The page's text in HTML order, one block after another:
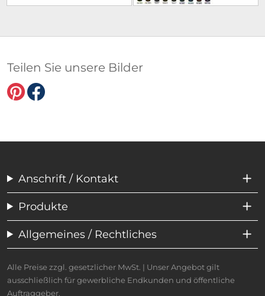
Teilen Sie unsere Bilder
Anschrift / Kontakt
Produkte
Allgemeines / Rechtliches
Alle Preise zzgl. gesetzlicher MwSt. | Unser Angebot gilt
ausschließlich für gewerbliche Endkunden und öffentliche
Auftraggeber.